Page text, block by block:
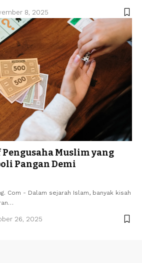
8, 2025
Muslim yang
Pangan Demi
Com - Dalam sejarah Islam, banyak kisah
26, 2025